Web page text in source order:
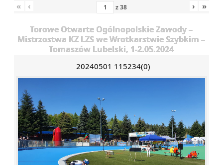
« ‹ z38 › »
Torowe Otwarte Ogólnopolskie Zawody –
Mistrzostwa KZ LZS we Wrotkarstwie Szybkim –
Tomaszów Lubelski, 1-2.05.2024
20240501 115234(0)